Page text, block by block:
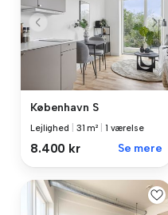
København S
Lejlighed 31 m² 1 værelse
8.400 kr Se mere